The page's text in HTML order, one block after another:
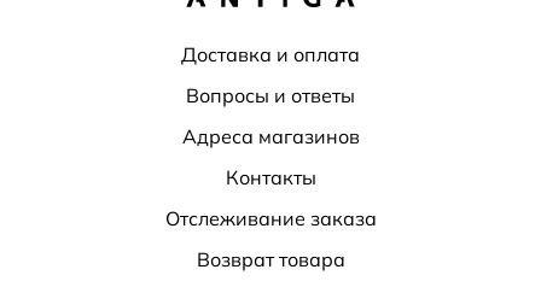
Доставка и оплата
Вопросы и ответы
Адреса магазинов
Контакты
Отслеживание заказа
Возврат товара